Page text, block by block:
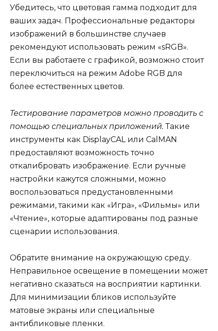
Убедитесь, что цветовая гамма подходит для
ваших задач. Профессиональные редакторы
изображений в большинстве случаев
рекомендуют использовать режим «sRGB».
Если вы работаете с графикой, возможно стоит
переключиться на режим Adobe RGB для
более естественных цветов.
Тестирование параметров можно проводить с
помощью специальных приложений. Такие
инструменты как DisplayCAL или CalMAN
предоставляют возможность точно
откалибровать изображение. Если ручные
настройки кажутся сложными, можно
воспользоваться предустановленными
режимами, такими как «Игра», «Фильмы» или
«Чтение», которые адаптированы под разные
сценарии использования.
Обратите внимание на окружающую среду.
Неправильное освещение в помещении может
негативно сказаться на восприятии картинки.
Для минимизации бликов используйте
матовые экраны или специальные
антибликовые пленки.